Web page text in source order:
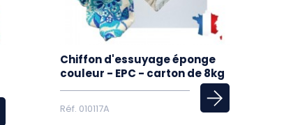
Chiffon d'essuyage éponge
couleur - EPC - carton de 8kg
Réf. 010117A